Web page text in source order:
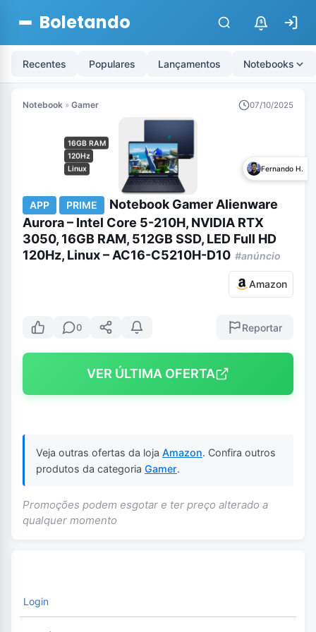
Boletando $
Recentes Populares Lançamentos Notebooks
Notebook » Gamer 07/10/2025
16GB RAM
120Hz
Linux
Fernando H.
APP PRIME
Notebook Gamer Alienware
Aurora – Intel Core 5-210H, NVIDIA RTX
3050, 16GB RAM, 512GB SSD, LED Full HD
120Hz, Linux – AC16-C5210H-D10 #anúncio
Amazon
0 Reportar
VER ÚLTIMA OFERTA
Veja outras ofertas da loja Amazon. Confira outros
produtos da categoria Gamer.
Promoções podem esgotar e ter preço alterado a
qualquer momento
Login